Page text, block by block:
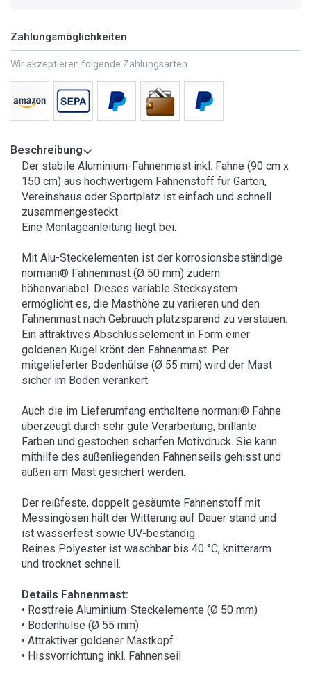
Zahlungsmöglichkeiten
Wir akzeptieren folgende Zahlungsarten
Beschreibung
Der stabile Aluminium-Fahnenmast inkl. Fahne (90 cm x
150 cm) aus hochwertigem Fahnenstoff für Garten,
Vereinshaus oder Sportplatz ist einfach und schnell
zusammengesteckt.
Eine Montageanleitung liegt bei.
Mit Alu-Steckelementen ist der korrosionsbeständige
normani® Fahnenmast (Ø 50 mm) zudem
höhenvariabel. Dieses variable Stecksystem
ermöglicht es, die Masthöhe zu variieren und den
Fahnenmast nach Gebrauch platzsparend zu verstauen.
Ein attraktives Abschlusselement in Form einer
goldenen Kugel krönt den Fahnenmast. Per
mitgelieferter Bodenhülse (Ø 55 mm) wird der Mast
sicher im Boden verankert.
Auch die im Lieferumfang enthaltene normani® Fahne
überzeugt durch sehr gute Verarbeitung, brillante
Farben und gestochen scharfen Motivdruck. Sie kann
mithilfe des außenliegenden Fahnenseils gehisst und
außen am Mast gesichert werden.
Der reißfeste, doppelt gesäumte Fahnenstoff mit
Messingösen hält der Witterung auf Dauer stand und
ist wasserfest sowie UV-beständig.
Reines Polyester ist waschbar bis 40 °C, knitterarm
und trocknet schnell.
Details Fahnenmast:
• Rostfreie Aluminium-Steckelemente (Ø 50 mm)
• Bodenhülse (Ø 55 mm)
• Attraktiver goldener Mastkopf
• Hissvorrichtung inkl. Fahnenseil